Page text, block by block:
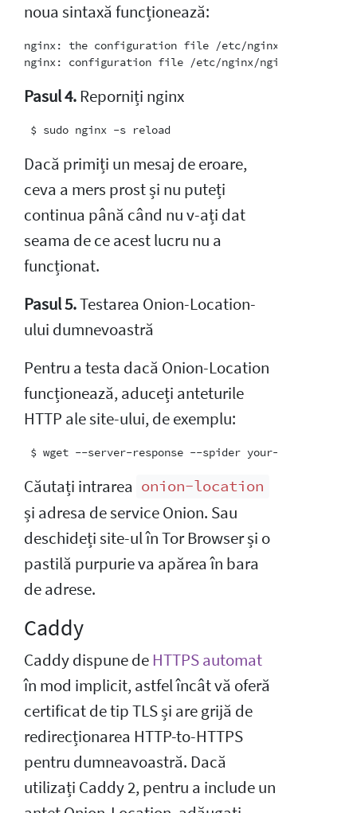
noua sintaxă funcționează:
nginx: the configuration file /etc/nginx/nginx.conf
Pasul 4.Reporniți nginx
Dacă primiți un mesaj de eroare,
ceva a mers prost și nu puteți
continua până când nu v-ați dat
seama de ce acest lucru nu a
funcționat.
Pasul 5.Testarea Onion-Location-
ului dumnevoastră
Pentru a testa dacă Onion-Location
funcționează, aduceți anteturile
HTTP ale site-ului, de exemplu:
Căutați intrarea onion-location
și adresa de service Onion. Sau
deschideți site-ul în Tor Browser și o
pastilă purpurie va apărea în bara
de adrese.
Caddy
Caddy dispune de HTTPS automat
în mod implicit, astfel încât vă oferă
certificat de tip TLS și are grijă de
redirecționarea HTTP-to-HTTPS
pentru dumneavoastră. Dacă
utilizați Caddy 2, pentru a include un